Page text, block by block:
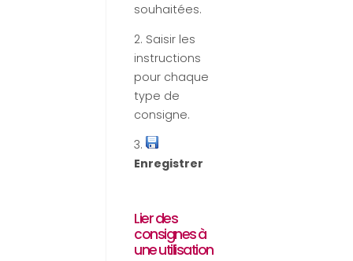
souhaitées.
2. Saisir les
instructions
pour chaque
type de
consigne.
3.
Enregistrer
Lier des
consignes à
une utilisation